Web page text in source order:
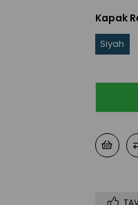
Kapak
Siyah